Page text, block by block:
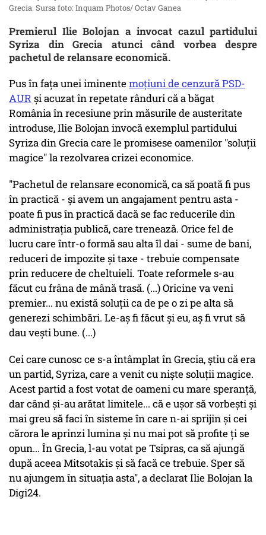
Grecia. Sursa foto: Inquam Photos/ Octav Ganea
Premierul Ilie Bolojan a invocat cazul partidului
Syriza din Grecia atunci când vorbea despre
pachetul de relansare economică.
Pus în fața unei iminentemoțiuni de cenzură PSD-
AUR și acuzat în repetate rânduri că a băgat
România în recesiune prin măsurile de austeritate
introduse, Ilie Bolojan invocă exemplul partidului
Syriza din Grecia care le promisese oamenilor "soluții
magice" la rezolvarea crizei economice.
"Pachetul de relansare economică, ca să poată fi pus
în practică - și avem un angajament pentru asta -
poate fi pus în practică dacă se fac reducerile din
administrația publică, care trenează. Orice fel de
lucru care într-o formă sau alta îl dai - sume de bani,
reduceri de impozite și taxe - trebuie compensate
prin reducere de cheltuieli. Toate reformele s-au
făcut cu frâna de mână trasă. (...) Oricine va veni
premier... nu există soluții ca de pe o zi pe alta să
generezi schimbări. Le-aș fi făcut și eu, aș fi vrut să
dau vești bune. (...)
Cei care cunosc ce s-a întâmplat în Grecia, știu că era
un partid, Syriza, care a venit cu niște soluții magice.
Acest partid a fost votat de oameni cu mare speranță,
dar când și-au arătat limitele... că e ușor să vorbești și
mai greu să faci în sisteme în care n-ai sprijin și cei
cărora le aprinzi lumina și nu mai pot să profite ți se
opun... În Grecia, l-au votat pe Tsipras, ca să ajungă
după aceea Mitsotakis și să facă ce trebuie. Sper să
nu ajungem în situația asta", a declarat Ilie Bolojan la
Digi24.